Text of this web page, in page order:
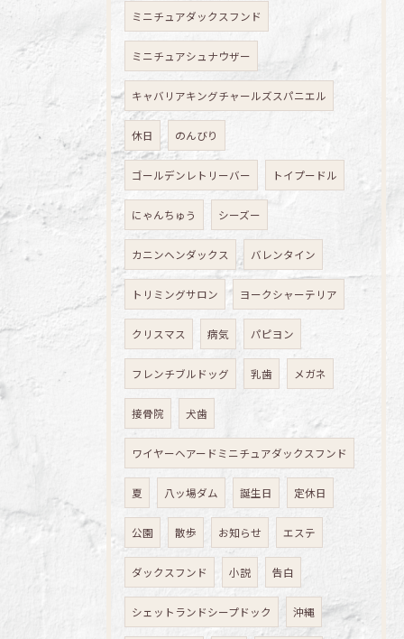
ミニチュアダックスフンド
ミニチュアシュナウザー
キャバリアキングチャールズスパニエル
休日 のんびり
ゴールデンレトリーバー トイプードル
にゃんちゅう シーズー
カニンヘンダックス バレンタイン
トリミングサロン ヨークシャーテリア
クリスマス 病気 パピヨン
フレンチブルドッグ 乳歯 メガネ
接骨院 犬歯
ワイヤーヘアードミニチュアダックスフンド
夏 八ッ場ダム 誕生日 定休日
公園 散歩 お知らせ エステ
ダックスフンド 小説 告白
シェットランドシープドック 沖縄